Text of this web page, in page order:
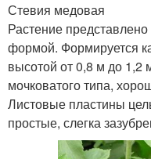
Стевия медовая
Растение
формой. Формируется
высотой от 0,8 м до 1,2
мочковатого типа,
Листовые пластины
простые, слегка